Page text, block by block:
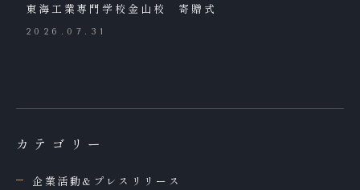
東海工業専門学校金山校 寄贈式
2026.07.31
カテゴリー
企業活動&プレスリリース